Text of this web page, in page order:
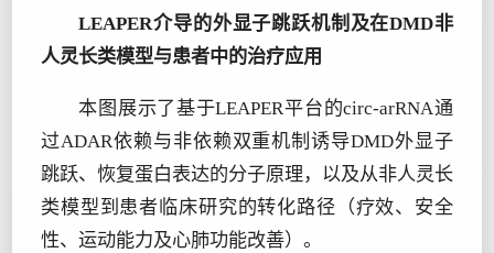
LEAPER介导的外显子跳跃机制及在DMD非
人灵长类模型与患者中的治疗应用
本图展示了基于LEAPER平台的circ-arRNA通
过ADAR依赖与非依赖双重机制诱导DMD外显子
跳跃、恢复蛋白表达的分子原理，以及从非人灵长
类模型到患者临床研究的转化路径（疗效、安全
性、运动能力及心肺功能改善）。